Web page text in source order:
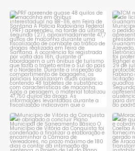
PRF apreende quase 48 quilos
de maconha em ônibus...
1 0
Município de Vitória da
Conquista é obrigado a...
1 0